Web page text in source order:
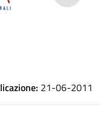
21-06-2011